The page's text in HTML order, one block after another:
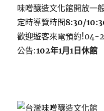
味噌釀造文化館開放一
定時導覽時間8:30/
歡迎遊客來電預約
公告:102年1月1日休館